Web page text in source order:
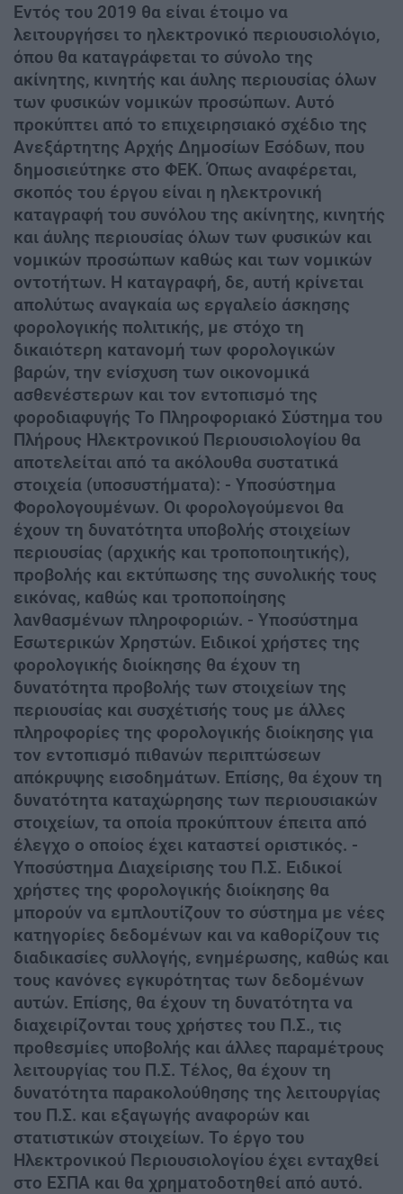
Εντός του 2019 θα είναι έτοιμο να
λειτουργήσει το ηλεκτρονικό περιουσιολόγιο,
όπου θα καταγράφεται το σύνολο της
ακίνητης, κινητής και άυλης περιουσίας όλων
των φυσικών νομικών προσώπων. Αυτό
προκύπτει από το επιχειρησιακό σχέδιο της
Ανεξάρτητης Αρχής Δημοσίων Εσόδων, που
δημοσιεύτηκε στο ΦΕΚ. Όπως αναφέρεται,
σκοπός του έργου είναι η ηλεκτρονική
καταγραφή του συνόλου της ακίνητης, κινητής
και άυλης περιουσίας όλων των φυσικών και
νομικών προσώπων καθώς και των νομικών
οντοτήτων. Η καταγραφή, δε, αυτή κρίνεται
απολύτως αναγκαία ως εργαλείο άσκησης
φορολογικής πολιτικής, με στόχο τη
δικαιότερη κατανομή των φορολογικών
βαρών, την ενίσχυση των οικονομικά
ασθενέστερων και τον εντοπισμό της
φοροδιαφυγής Το Πληροφοριακό Σύστημα του
Πλήρους Ηλεκτρονικού Περιουσιολογίου θα
αποτελείται από τα ακόλουθα συστατικά
στοιχεία (υποσυστήματα): - Υποσύστημα
Φορολογουμένων. Οι φορολογούμενοι θα
έχουν τη δυνατότητα υποβολής στοιχείων
περιουσίας (αρχικής και τροποποιητικής),
προβολής και εκτύπωσης της συνολικής τους
εικόνας, καθώς και τροποποίησης
λανθασμένων πληροφοριών. - Υποσύστημα
Εσωτερικών Χρηστών. Ειδικοί χρήστες της
φορολογικής διοίκησης θα έχουν τη
δυνατότητα προβολής των στοιχείων της
περιουσίας και συσχέτισής τους με άλλες
πληροφορίες της φορολογικής διοίκησης για
τον εντοπισμό πιθανών περιπτώσεων
απόκρυψης εισοδημάτων. Επίσης, θα έχουν τη
δυνατότητα καταχώρησης των περιουσιακών
στοιχείων, τα οποία προκύπτουν έπειτα από
έλεγχο ο οποίος έχει καταστεί οριστικός. -
Υποσύστημα Διαχείρισης του Π.Σ. Ειδικοί
χρήστες της φορολογικής διοίκησης θα
μπορούν να εμπλουτίζουν το σύστημα με νέες
κατηγορίες δεδομένων και να καθορίζουν τις
διαδικασίες συλλογής, ενημέρωσης, καθώς και
τους κανόνες εγκυρότητας των δεδομένων
αυτών. Επίσης, θα έχουν τη δυνατότητα να
διαχειρίζονται τους χρήστες του Π.Σ., τις
προθεσμίες υποβολής και άλλες παραμέτρους
λειτουργίας του Π.Σ. Τέλος, θα έχουν τη
δυνατότητα παρακολούθησης της λειτουργίας
του Π.Σ. και εξαγωγής αναφορών και
στατιστικών στοιχείων. Το έργο του
Ηλεκτρονικού Περιουσιολογίου έχει ενταχθεί
στο ΕΣΠΑ και θα χρηματοδοτηθεί από αυτό.